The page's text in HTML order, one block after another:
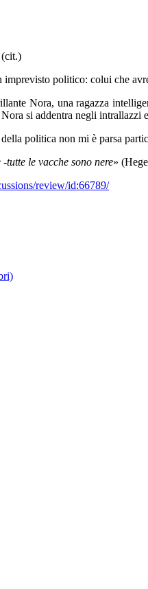
politico: colui che
Nora, una ragazza
si addentra negli
politica non mi è parsa
tutte le vacche sono nere»
review/id:66789/